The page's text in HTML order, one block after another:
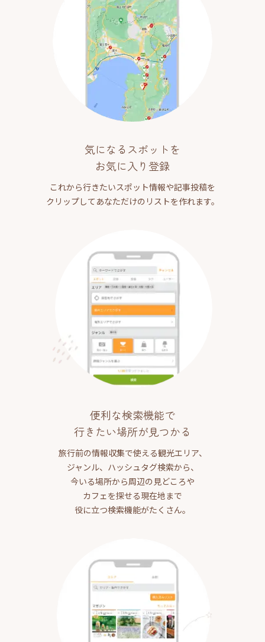
気になるスポットを
お気に入り登録
これから行きたいスポット情報や記事投稿を
クリップしてあなただけのリストを作れます。
便利な検索機能で
行きたい場所が見つかる
旅行前の情報収集で使える観光エリア、
ジャンル、ハッシュタグ検索から、
今いる場所から周辺の見どころや
カフェを探せる現在地まで
役に立つ検索機能がたくさん。